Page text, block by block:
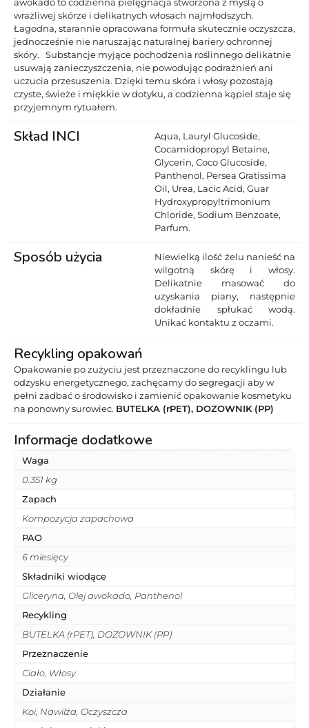
wrażliwej skórze i delikatnych włosach najmłodszych.
Łagodna, starannie opracowana formuła skutecznie oczyszcza,
jednocześnie nie naruszając naturalnej bariery ochronnej
skóry. Substancje myjące pochodzenia roślinnego delikatnie
usuwają zanieczyszczenia, nie powodując podrażnień ani
uczucia przesuszenia. Dzięki temu skóra i włosy pozostają
czyste, świeże i miękkie w dotyku, a codzienna kąpiel staje się
przyjemnym rytuałem.
Skład INCI
Aqua, Lauryl Glucoside,
Cocamidopropyl Betaine,
Glycerin, Coco Glucoside,
Panthenol, Persea Gratissima
Oil, Urea, Lacic Acid, Guar
Hydroxypropyltrimonium
Chloride, Sodium Benzoate,
Parfum.
Sposób użycia
Niewielką ilość żelu nanieść na
wilgotną skórę i włosy.
Delikatnie masować do
uzyskania piany, następnie
dokładnie spłukać wodą.
Unikać kontaktu z oczami.
Recykling opakowań
Opakowanie po zużyciu jest przeznaczone do recyklingu lub
odzysku energetycznego, zachęcamy do segregacji aby w
pełni zadbać o środowisko i zamienić opakowanie kosmetyku
na ponowny surowiec. BUTELKA (rPET), DOZOWNIK (PP)
Informacje dodatkowe
Waga
0.351 kg
Zapach
Kompozycja zapachowa
PAO
6 miesięcy
Składniki wiodące
Gliceryna, Olej awokado, Panthenol
Recykling
BUTELKA (rPET), DOZOWNIK (PP)
Przeznaczenie
Ciało, Włosy
Działanie
Koi, Nawilża, Oczyszcza